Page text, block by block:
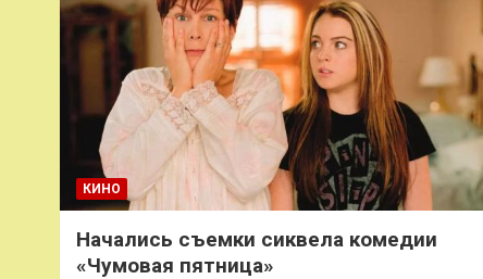
КИНО
Начались съемки сиквела комедии
«Чумовая пятница»